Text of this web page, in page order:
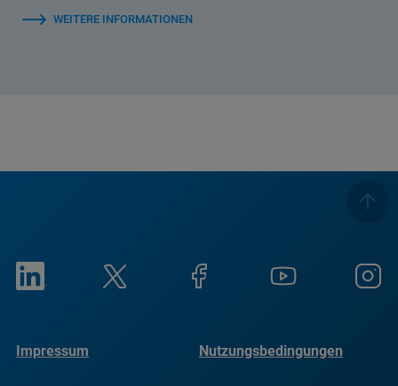
WEITERE INFORMATIONEN
Impressum Nutzungsbedingungen